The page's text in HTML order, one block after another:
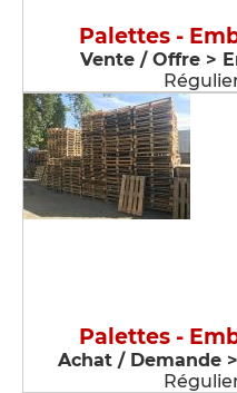
Palettes -
Vente / Offre >
Palettes -
Achat / Demande